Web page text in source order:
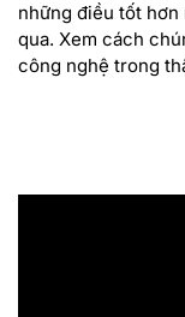
những điều tốt hơn
qua. Xem cách
công nghệ trong